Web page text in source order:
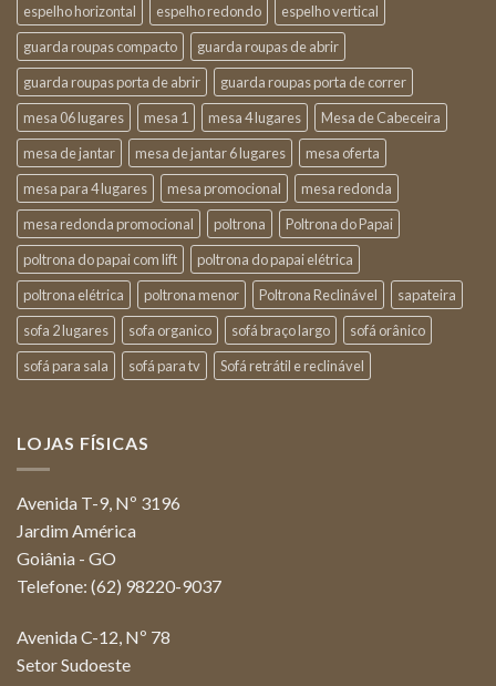
espelho horizontal
espelho redondo
espelho vertical
guarda roupas compacto
guarda roupas de abrir
guarda roupas porta de abrir
guarda roupas porta de correr
mesa 06 lugares
mesa 1 mesa 4 lugares
Mesa de Cabeceira
mesa de jantar
mesa de jantar 6 lugares
mesa oferta
mesa para 4 lugares
mesa promocional
mesa redonda
mesa redonda promocional
poltrona
Poltrona do Papai
poltrona do papai com lift
poltrona do papai elétrica
poltrona elétrica
poltrona menor Poltrona Reclinável
sapateira
sofa 2 lugares
sofa organico sofá braço largo
sofá orânico
sofá para sala
sofá para tv Sofá retrátil e reclinável
LOJAS FÍSICAS
Avenida T-9, Nº 3196
Jardim América
Goiânia - GO
Telefone: (62) 98220-9037
Avenida C-12, Nº 78
Setor Sudoeste